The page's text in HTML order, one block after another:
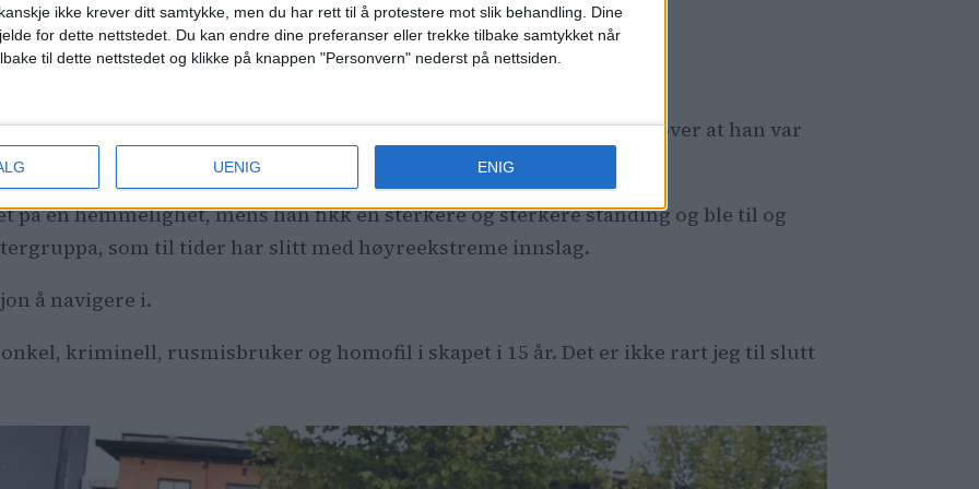
ikke krever ditt samtykke, men du har rett til å protestere mot slik behandling. Dine
for dette nettstedet. Du kan endre dine preferanser eller trekke tilbake samtykket når
til dette nettstedet og klikke på knappen "Personvern" nederst på nettsiden.
UENIG ENIG
rundt den omstridte supportergrupperingen i 2005, var han klar over at han var
kom ut av skapet.
på en hemmelighet, mens han fikk en sterkere og sterkere standing og ble til og
som til tider har slitt med høyreekstreme innslag.
å navigere i.
kriminell, rusmisbruker og homofil i skapet i 15 år. Det er ikke rart jeg til slutt